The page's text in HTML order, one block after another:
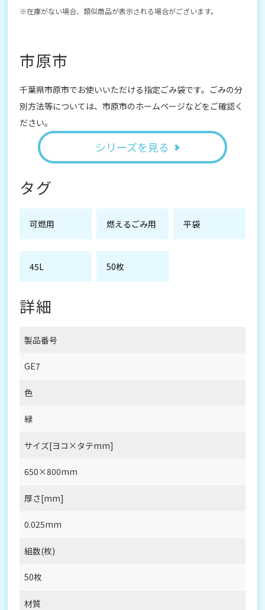
在庫がない場合、類似商品が表示される場合がございます。
市原市
千葉県市原市でお使いいただける指定ごみ袋です。ごみの分
別方法等については、市原市のホームページなどをご確認く
ださい。
シリーズを見る
タグ
可燃用 燃えるごみ用 平袋
45L 50枚
詳細
製品番号
GE7
色
緑
サイズ[ヨコ×タテmm]
650×800mm
厚さ[mm]
0.025mm
組数(枚)
50枚
材質